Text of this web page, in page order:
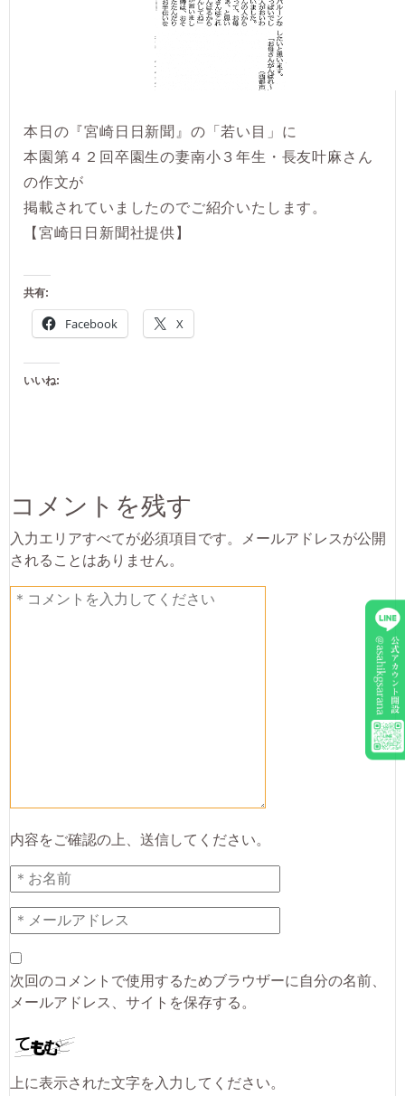
本日の『宮崎日日新聞』の「若い目」に
本園第４２回卒園生の妻南小３年生・長友叶麻さん
の作文が
掲載されていましたのでご紹介いたします。
【宮崎日日新聞社提供】
共有:
Facebook X
いいね:
コメントを残す
入力エリアすべてが必須項目です。メールアドレスが公開
されることはありません。
内容をご確認の上、送信してください。
次回のコメントで使用するためブラウザーに自分の名前、
メールアドレス、サイトを保存する。
上に表示された文字を入力してください。